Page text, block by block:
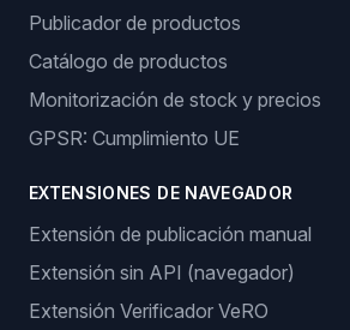
Publicador de productos
Catálogo de productos
Monitorización de stock y precios
GPSR: Cumplimiento UE
EXTENSIONES DE NAVEGADOR
Extensión de publicación manual
Extensión sin API (navegador)
Extensión Verificador VeRO